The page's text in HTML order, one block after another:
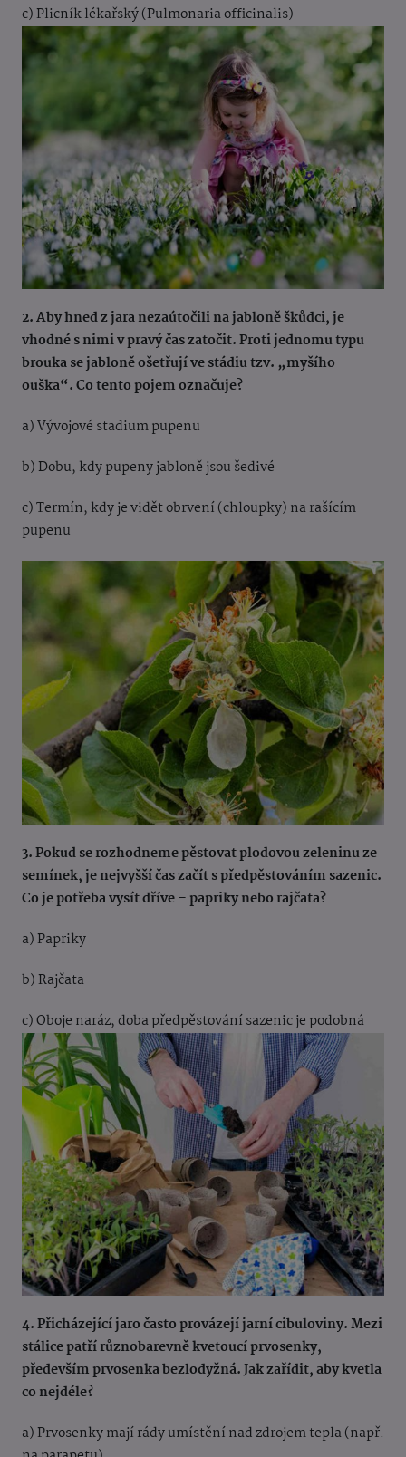
c) Plicník lékařský (Pulmonaria officinalis)
2. Aby hned z jara nezaútočili na jabloně škůdci, je
vhodné s nimi v pravý čas zatočit. Proti jednomu typu
brouka se jabloně ošetřují ve stádiu tzv. „myšího
ouška“. Co tento pojem označuje?
a) Vývojové stadium pupenu
b) Dobu, kdy pupeny jabloně jsou šedivé
c) Termín, kdy je vidět obrvení (chloupky) na rašícím
pupenu
3. Pokud se rozhodneme pěstovat plodovou zeleninu ze
semínek, je nejvyšší čas začít s předpěstováním sazenic.
Co je potřeba vysít dříve – papriky nebo rajčata?
a) Papriky
b) Rajčata
c) Oboje naráz, doba předpěstování sazenic je podobná
4. Přicházející jaro často provázejí jarní cibuloviny. Mezi
stálice patří různobarevně kvetoucí prvosenky,
především prvosenka bezlodyžná. Jak zařídit, aby kvetla
co nejdéle?
a) Prvosenky mají rády umístění nad zdrojem tepla (např.